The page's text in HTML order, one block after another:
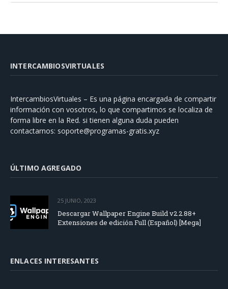
INTERCAMBIOSVIRTUALES
IntercambiosVirtuales – Es una página encargada de compartir
información con vosotros, lo que compartimos se localiza de
forma libre en la Red. si tienen alguna duda pueden
contactarnos: soporte@programas-gratis.xyz
ÚLTIMO AGREGADO
25 JUNIO, 2023
Descargar Wallpaper Engine Build v2.2.88+
Extensiones de edición Full (Español) [Mega]
ENLACES INTERESANTES